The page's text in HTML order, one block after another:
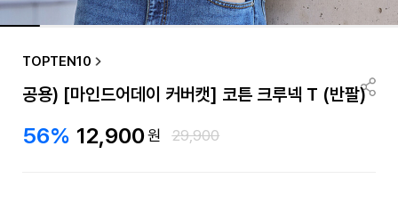
TOPTEN10
공용) [마인드어데이 커버캣] 코튼 크루넥 T (반팔)
56% 12,900원 29,900